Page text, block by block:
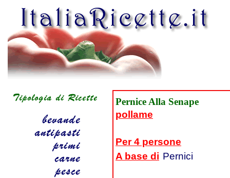
Pernice Alla Senape
pollame
Per 4 persone
A base di Pernici